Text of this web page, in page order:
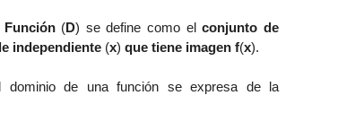
(D) se define como elconjunto de
independiente (x) que tiene imagen f(x).
dominio de una función se expresa de la